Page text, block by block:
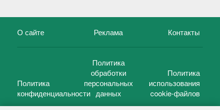
О сайте Реклама Контакты
Политика
конфиденциальности
Политика
обработки
персональных
данных
Политика
использования
cookie-файлов